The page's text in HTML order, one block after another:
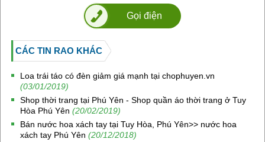
Gọi điện
CÁC TIN RAO KHÁC
Loa trái táo có đèn giảm giá mạnh tại chophuyen.vn
(03/01/2019)
Shop thời trang tại Phú Yên - Shop quần áo thời trang ở Tuy
Hòa Phú Yên (20/02/2019)
Bán nước hoa xách tay tại Tuy Hòa, Phú Yên>> nước hoa
xách tay Phú Yên (20/12/2018)